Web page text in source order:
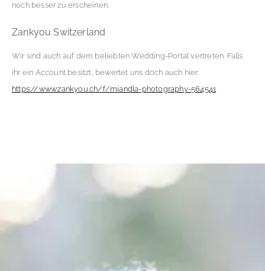
noch besser zu erscheinen.
Zankyou Switzerland
Wir sind auch auf dem beliebten Wedding-Portal vertreten. Falls
ihr ein Account besitzt, bewertet uns doch auch hier:
https://www.zankyou.ch/f/miandla-photography-564541